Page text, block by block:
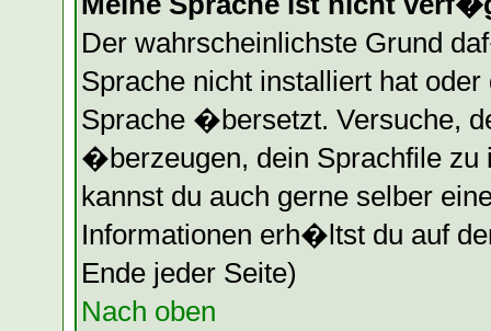
Der wahrscheinlichste Grund
Sprache nicht installiert hat
Sprache �bersetzt. Versuche,
�berzeugen, dein Sprachfile zu
kannst du auch gerne selber
Informationen erh�ltst du auf
Ende jeder Seite)
Nach oben